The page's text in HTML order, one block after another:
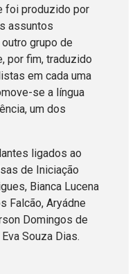
foi produzido por
assuntos
grupo de
por fim, traduzido
em cada uma
se a língua
um dos
ligados ao
de Iniciação
Bianca Lucena
Falcão, Aryádne
Domingos de
Souza Dias.